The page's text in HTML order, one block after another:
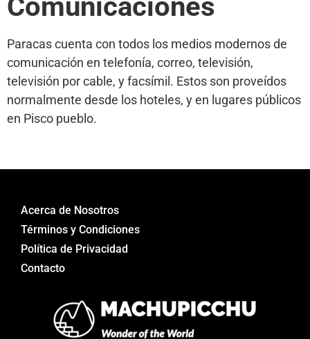
Comunicaciones
Paracas cuenta con todos los medios modernos de
comunicación en telefonía, correo, televisión,
televisión por cable, y facsímil. Estos son proveídos
normalmente desde los hoteles, y en lugares públicos
en Pisco pueblo.
Acerca de Nosotros
Términos y Condiciones
Política de Privacidad
Contacto